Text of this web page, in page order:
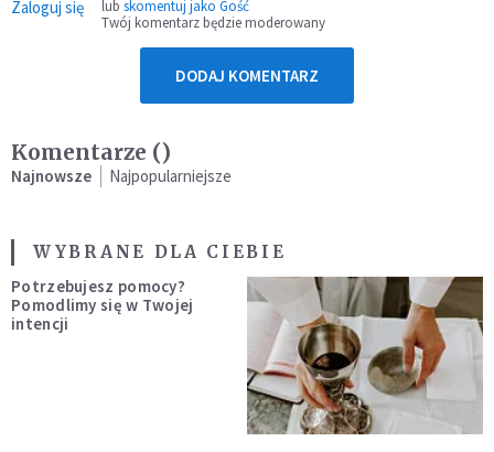
Zaloguj się lub skomentuj jako Gość
Twój komentarz będzie moderowany
DODAJ KOMENTARZ
Komentarze ()
Najnowsze Najpopularniejsze
WYBRANE DLA CIEBIE
Potrzebujesz pomocy?
Pomodlimy się w Twojej
intencji